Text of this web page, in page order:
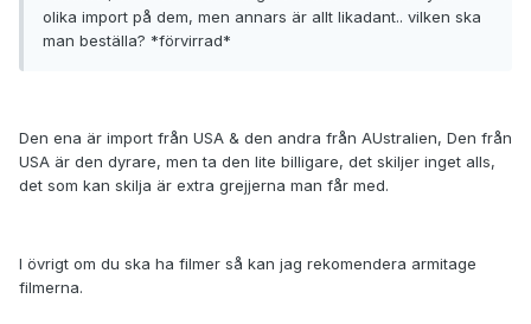
olika import på dem, men annars är allt likadant.. vilken ska
man beställa? *förvirrad*
Den ena är import från USA & den andra från AUstralien, Den från
USA är den dyrare, men ta den lite billigare, det skiljer inget alls,
det som kan skilja är extra grejjerna man får med.
I övrigt om du ska ha filmer så kan jag rekomendera armitage
filmerna.